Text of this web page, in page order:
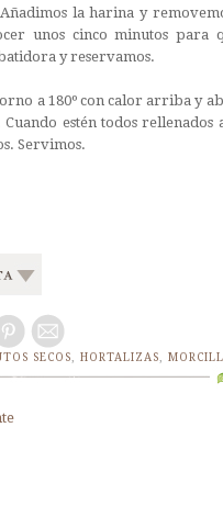
la harina y
unos cinco minutos para
y reservamos.
a 180º con calor arriba y
estén todos rellenados
Servimos.
SECOS, HORTALIZAS,